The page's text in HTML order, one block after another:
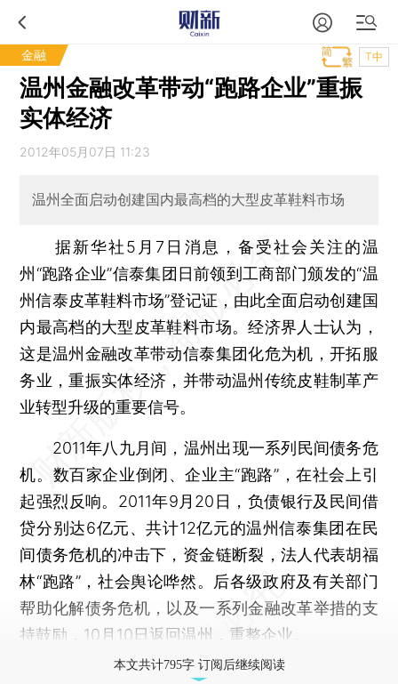
金融 T中
温州金融改革带动“跑路企业”重振
实体经济
2012年05月07日 11:23
温州全面启动创建国内最高档的大型皮革鞋料市场
据新华社5月7日消息，备受社会关注的温
州“跑路企业”信泰集团日前领到工商部门颁发的“温
州信泰皮革鞋料市场”登记证，由此全面启动创建国
内最高档的大型皮革鞋料市场。经济界人士认为，
这是温州金融改革带动信泰集团化危为机，开拓服
务业，重振实体经济，并带动温州传统皮鞋制革产
业转型升级的重要信号。
2011年八九月间，温州出现一系列民间债务危
机。数百家企业倒闭、企业主“跑路”，在社会上引
起强烈反响。2011年9月20日，负债银行及民间借
贷分别达6亿元、共计12亿元的温州信泰集团在民
间债务危机的冲击下，资金链断裂，法人代表胡福
林“跑路”，社会舆论哗然。后各级政府及有关部门
帮助化解债务危机，以及一系列金融改革举措的支
持鼓励，10月10日返回温州，重整企业。
本文共计795字 订阅后继续阅读